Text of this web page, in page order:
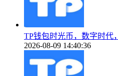
TP钱包时光币，数字时代
2026-08-09 14:40:36